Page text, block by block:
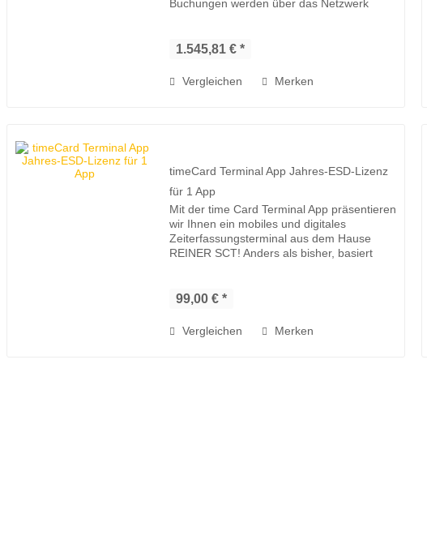
ZUBEHÖR
Buchungen werden über das Netzwerk
1.545,81 € *
Vergleichen Merken
timeCard Terminal App Jahres-ESD-Lizenz
für 1 App
Mit der time Card Terminal App präsentieren
wir Ihnen ein mobiles und digitales
Zeiterfassungsterminal aus dem Hause
REINER SCT! Anders als bisher, basiert
99,00 € *
Vergleichen Merken